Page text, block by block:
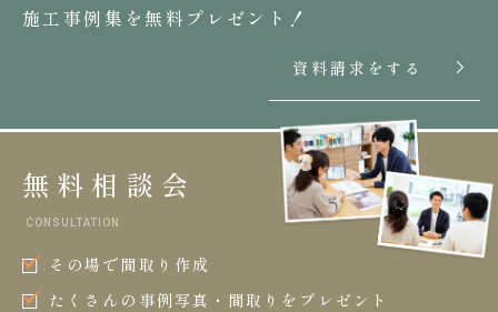
施工事例集を無料プレゼント！
資料請求をする
無料相談会
CONSULTATION
その場で間取り作成
たくさんの事例写真・間取りをプレゼント